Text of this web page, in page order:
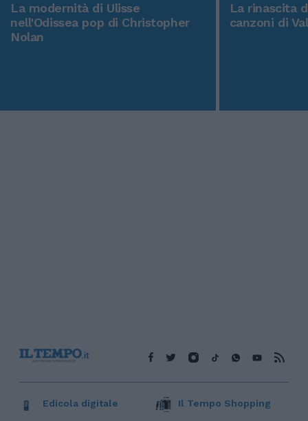
La modernità di Ulisse
nell'Odissea pop di Christopher
Nolan
La rinascita
canzoni di
Edicola digitale Il Tempo Shopping